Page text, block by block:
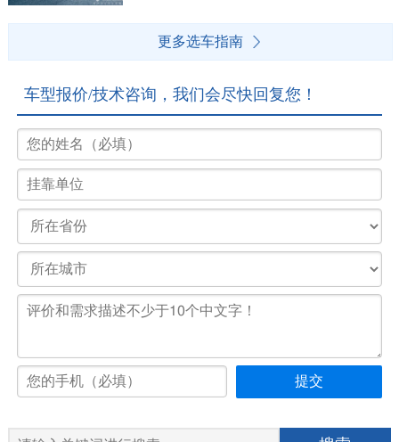
更多选车指南
车型报价/技术咨询，我们会尽快回复您！